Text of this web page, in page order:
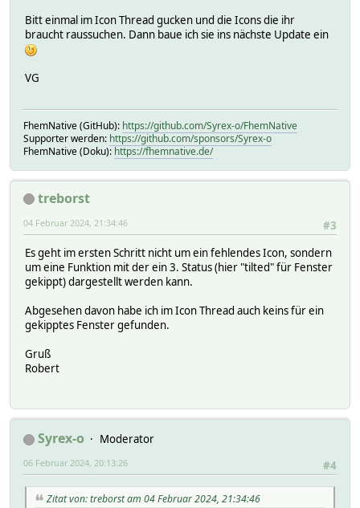
Bitt einmal im Icon Thread gucken und die Icons die ihr
braucht raussuchen. Dann baue ich sie ins nächste Update ein
VG
FhemNative (GitHub): https://github.com/Syrex-o/FhemNative
Supporter werden: https://github.com/sponsors/Syrex-o
FhemNative (Doku): https://fhemnative.de/
treborst
#3
04 Februar 2024, 21:34:46
Es geht im ersten Schritt nicht um ein fehlendes Icon, sondern
um eine Funktion mit der ein 3. Status (hier "tilted" für Fenster
gekippt) dargestellt werden kann.
Abgesehen davon habe ich im Icon Thread auch keins für ein
gekipptes Fenster gefunden.
Gruß
Robert
Syrex-o
Moderator
#4
06 Februar 2024, 20:13:26
Zitat von: treborst am 04 Februar 2024, 21:34:46